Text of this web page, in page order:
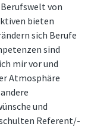
von
bieten
sich Berufe
sind
mir vor und
Atmosphäre
und
Referent/-